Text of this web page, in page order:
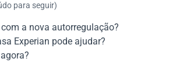
para seguir)
a nova autorregulação?
Experian pode ajudar?